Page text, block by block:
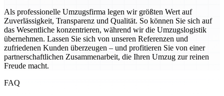
Als professionelle Umzugsfirma legen wir größten Wert auf
Zuverlässigkeit, Transparenz und Qualität. So können Sie sich auf
das Wesentliche konzentrieren, während wir die Umzugslogistik
übernehmen. Lassen Sie sich von unseren Referenzen und
zufriedenen Kunden überzeugen – und profitieren Sie von einer
partnerschaftlichen Zusammenarbeit, die Ihren Umzug zur reinen
Freude macht.
FAQ